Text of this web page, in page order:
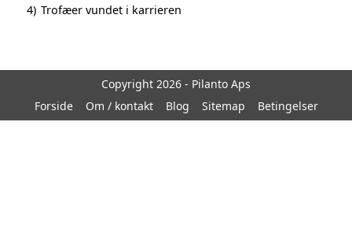
4) Trofæer vundet i karrieren
Copyright 2026 - Pilanto Aps
Forside
Om / kontakt Blog Sitemap Betingelser